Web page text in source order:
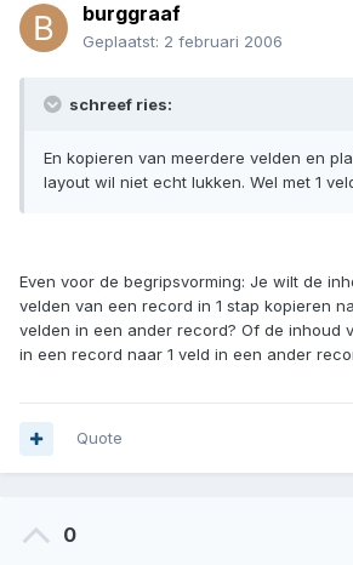
burggraaf
Geplaatst: 2 februari 2006
schreef ries:
En kopieren van meerdere velden en
layout wil niet echt lukken. Wel met 1
Even voor de begripsvorming: Je wilt de
velden van een record in 1 stap kopieren
velden in een ander record? Of de inhoud
in een record naar 1 veld in een ander
Quote
0